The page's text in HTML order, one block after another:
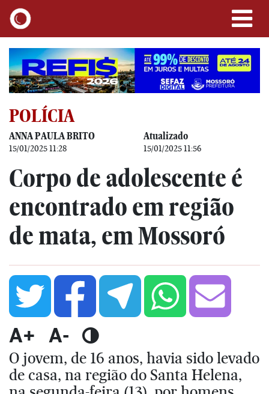
POLÍCIA
ANNA PAULA BRITO
15/01/2025 11:28
Atualizado
15/01/2025 11:56
Corpo de adolescente é
encontrado em região
de mata, em Mossoró
A+ A-
O jovem, de 16 anos, havia sido levado
de casa, na região do Santa Helena,